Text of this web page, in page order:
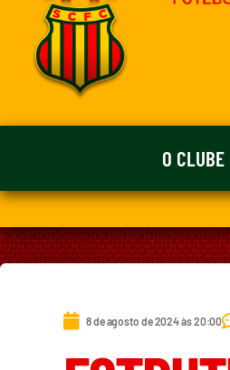
O CLUBE
8 de agosto de 2024 às 20:00